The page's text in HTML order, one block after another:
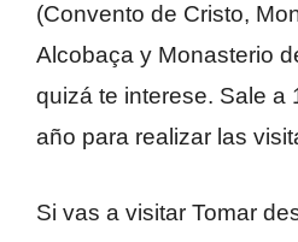
(Convento de Cristo,
Alcobaça y Monasterio
quizá te interese. Sale a
año para realizar las
Si vas a visitar Tomar